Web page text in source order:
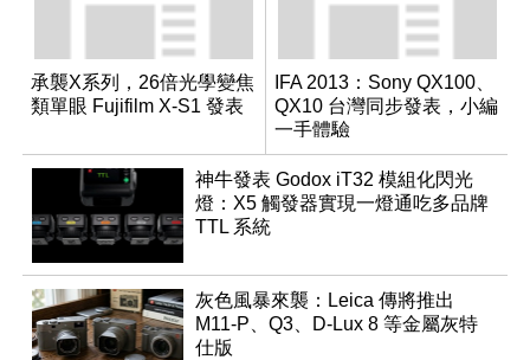
承襲X系列，26倍光學變焦
類單眼 Fujifilm X-S1 發表
IFA 2013：Sony QX100、
QX10 台灣同步發表，小編
一手體驗
神牛發表 Godox iT32 模組化閃光
燈：X5 觸發器實現一燈通吃多品牌
TTL 系統
灰色風暴來襲：Leica 傳將推出
M11-P、Q3、D-Lux 8 等金屬灰特
仕版